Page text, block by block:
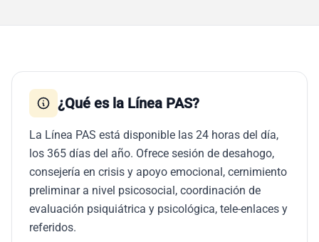
¿Qué es la Línea PAS?
La Línea PAS está disponible las 24 horas del día,
los 365 días del año. Ofrece sesión de desahogo,
consejería en crisis y apoyo emocional, cernimiento
preliminar a nivel psicosocial, coordinación de
evaluación psiquiátrica y psicológica, tele-enlaces y
referidos.